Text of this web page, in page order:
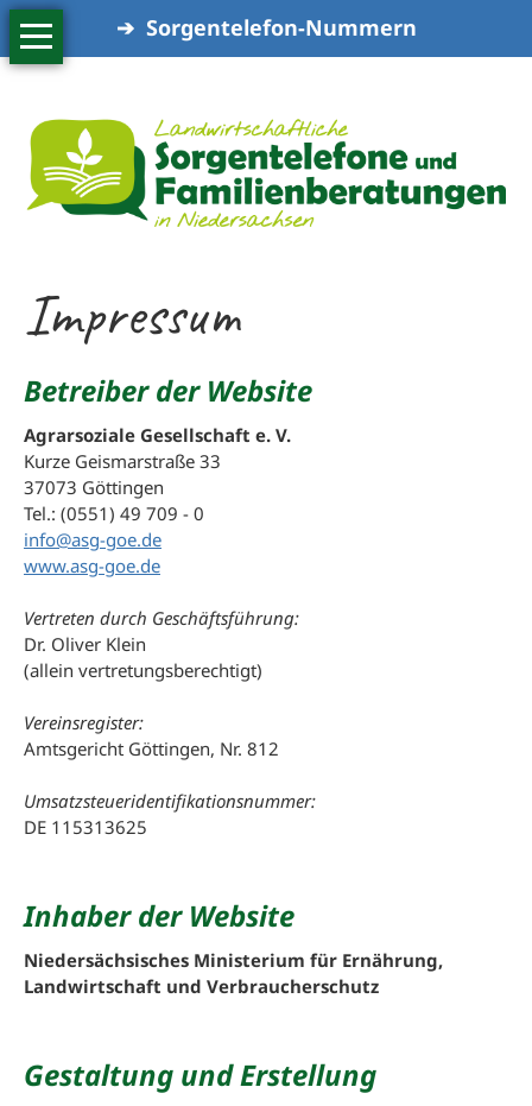
➔ Sorgentelefon-Nummern
Navigation
überspringen
Beratungsangebot
Sorgentelefone
Familienberatungen
Seminare
uns
Standorte
Kurz-
Film
Plakate
und
Flyer
Geschichte
Pressemeldungen
/
Interner
Bereich
/
Logbuch
Impressum
Betreiber der Website
Agrarsoziale Gesellschaft e. V.
Kurze Geismarstraße 33
37073 Göttingen
Tel.: (0551) 49 709 - 0
info@asg-goe.de
www.asg-goe.de
Vertreten durch Geschäftsführung:
Dr. Oliver Klein
(allein vertretungsberechtigt)
Vereinsregister:
Amtsgericht Göttingen, Nr. 812
Umsatzsteueridentifikationsnummer:
DE 115313625
Inhaber der Website
Niedersächsisches Ministerium für Ernährung,
Landwirtschaft und Verbraucherschutz
Gestaltung und Erstellung